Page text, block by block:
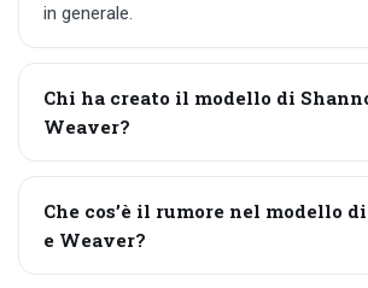
in generale.
Chi ha creato il modello di
Weaver?
Che cos’è il rumore nel modello
e Weaver?